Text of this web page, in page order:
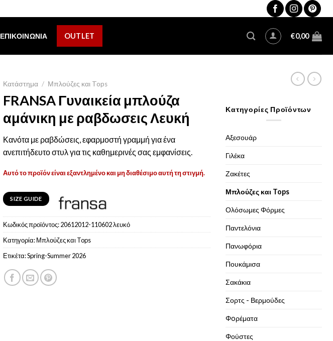
ΕΠΙΚΟΙΝΩΝΊΑ OUTLET €0,00
Κατάστημα / Μπλούζες και Tops
FRANSA Γυναικεία μπλούζα
αμάνικη με ραβδωσεις Λευκή
Κανότα με ραβδώσεις, εφαρμοστή γραμμή για ένα
ανεπιτήδευτο στυλ για τις καθημερινές σας εμφανίσεις.
Αυτό το προϊόν είναι εξαντλημένο και μη διαθέσιμο αυτή τη στιγμή.
SIZE GUIDE
Κωδικός προϊόντος:20612012-110602 λευκό
Κατηγορία:Μπλούζες και Tops
Ετικέτα:Spring-Summer 2026
Κατηγορίες Προϊόντων
Αξεσουάρ
Γιλέκα
Ζακέτες
Μπλούζες και Tops
Ολόσωμες Φόρμες
Παντελόνια
Πανωφόρια
Πουκάμισα
Σακάκια
Σορτς - Βερμούδες
Φoρέματα
Φούστες